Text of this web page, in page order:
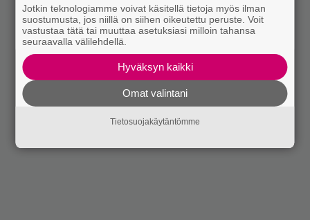
Jotkin teknologiamme voivat käsitellä tietoja myös ilman
suostumusta, jos niillä on siihen oikeutettu peruste. Voit
vastustaa tätä tai muuttaa asetuksiasi milloin tahansa
seuraavalla välilehdellä.
Hyväksyn kaikki
Omat valintani
Tietosuojakäytäntömme